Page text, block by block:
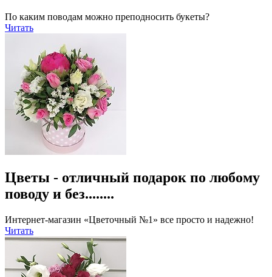
По каким поводам можно преподносить букеты?
Читать
Цветы - отличный подарок по любому
поводу и без........
Интернет-магазин «Цветочный №1» все просто и надежно!
Читать